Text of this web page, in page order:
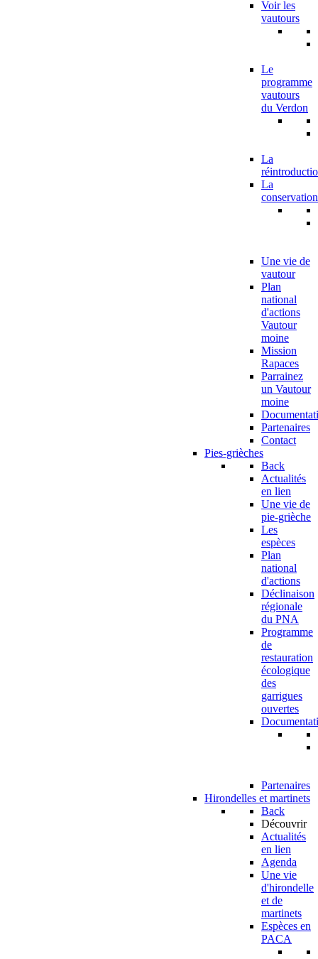
Voir les
vautours
Le
programme
vautours
du Verdon
La
La
conservation
Une vie de
vautour
Plan
national
d'actions
Vautour
moine
Mission
Rapaces
Parrainez
un Vautour
moine
Partenaires
Contact
Pies-grièches
Back
Actualités
en lien
Une vie de
pie-grièche
Les
espèces
Plan
national
d'actions
Déclinaison
régionale
du PNA
Programme
de
restauration
écologique
des
garrigues
ouvertes
Partenaires
Hirondelles et martinets
Back
Découvrir
Actualités
en lien
Agenda
Une vie
d'hirondelle
et de
martinets
Espèces en
PACA